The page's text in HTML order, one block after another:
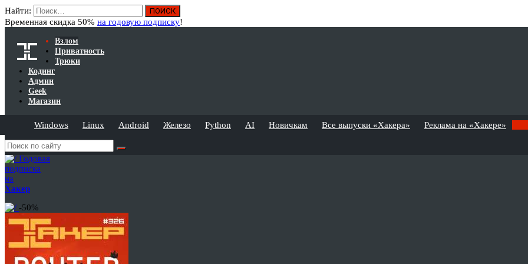
Найти:
Временная скидка 50% на годовую подписку!
Взлом
Приватность
Трюки
Кодинг
Админ
Geek
Магазин
Windows Linux Android Железо Python AI Новичкам Все выпуски «Хакера» Реклама на «Хакере»
Годовая
подписка
на
Хакер
-50%